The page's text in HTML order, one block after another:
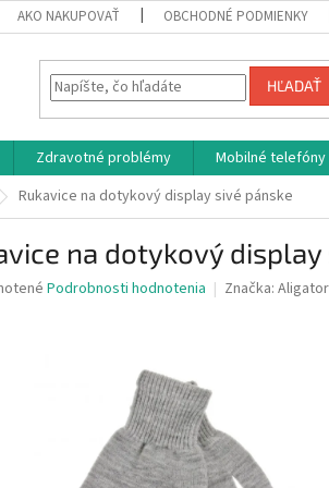
AKO NAKUPOVAŤ OBCHODNÉ PODMIENKY
HĽADAŤ
Zdravotné problémy Mobilné telefóny
Rukavice na dotykový display sivé pánske
na dotykový display
Podrobnosti hodnotenia Značka: Aligator